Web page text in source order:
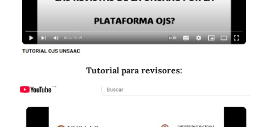
Tutorial para revisores: